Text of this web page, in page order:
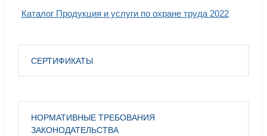
Каталог Продукция и услуги по охране труда 2022
СЕРТИФИКАТЫ
НОРМАТИВНЫЕ ТРЕБОВАНИЯ
ЗАКОНОДАТЕЛЬСТВА